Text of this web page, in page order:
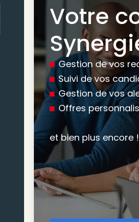
Nous vous
votre recherche,
mesure pour
atteindre vos
Votre
Gestion de vos
Suivi de vos
Gestion de vos
Offres
et bien plus encore !